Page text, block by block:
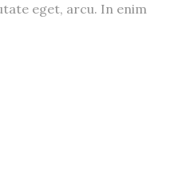
eget, arcu. In enim